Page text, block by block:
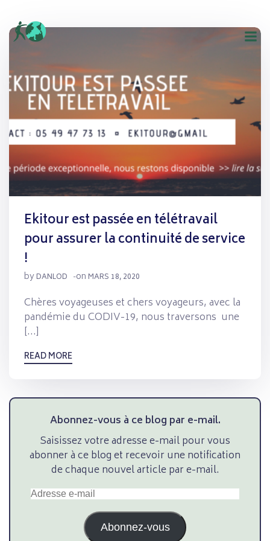
Ekitour est passée en télétravail
pour assurer la continuité de service
!
byDANLOD -onMARS 18, 2020
Chères voyageuses et chers voyageurs, avec la
pandémie du CODIV-19, nous traversons une
[…]
READ MORE
Abonnez-vous à ce blog par e-mail.
Saisissez votre adresse e-mail pour vous
abonner à ce blog et recevoir une notification
de chaque nouvel article par e-mail.
Adresse
Abonnez-vous